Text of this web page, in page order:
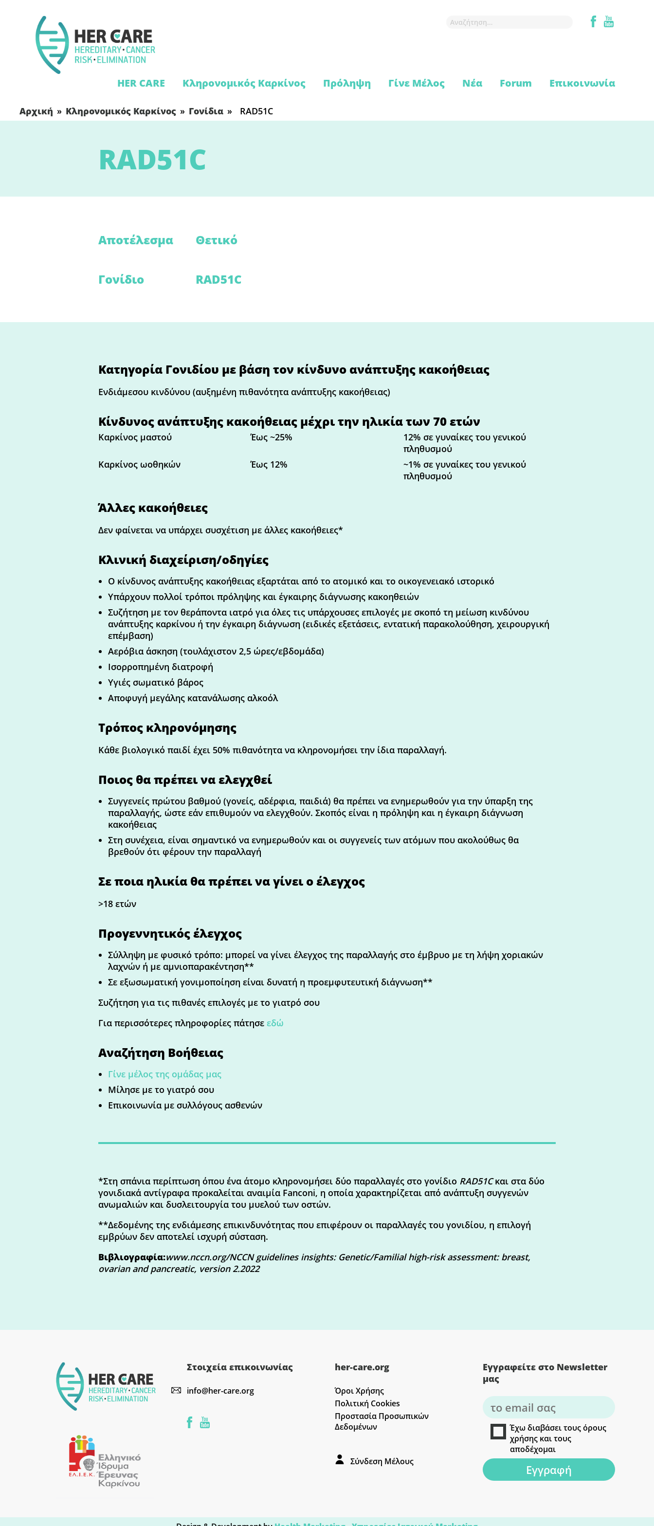
HER CARE Κληρονομικός Καρκίνος Πρόληψη Γίνε Μέλος Νέα Forum Επικοινωνία
Αρχική » Κληρονομικός Καρκίνος » Γονίδια » RAD51C
RAD51C
Αποτέλεσμα Θετικό
Γονίδιο RAD51C
Κατηγορία Γονιδίου με βάση τον κίνδυνο ανάπτυξης κακοήθειας
Ενδιάμεσου κινδύνου (αυξημένη πιθανότητα ανάπτυξης κακοήθειας)
Κίνδυνος ανάπτυξης κακοήθειας μέχρι την ηλικία των 70 ετών
Καρκίνος μαστού Έως ~25%
12% σε γυναίκες του γενικού
πληθυσμού
Καρκίνος ωοθηκών
Έως 12%
~1% σε γυναίκες του γενικού
πληθυσμού
Άλλες κακοήθειες
Δεν φαίνεται να υπάρχει συσχέτιση με άλλες κακοήθειες*
Κλινική διαχείριση/οδηγίες
Ο κίνδυνος ανάπτυξης κακοήθειας εξαρτάται από το ατομικό και το οικογενειακό ιστορικό
Υπάρχουν πολλοί τρόποι πρόληψης και έγκαιρης διάγνωσης κακοηθειών
Συζήτηση με τον θεράποντα ιατρό για όλες τις υπάρχουσες επιλογές με σκοπό τη μείωση κινδύνου
ανάπτυξης καρκίνου ή την έγκαιρη διάγνωση (ειδικές εξετάσεις, εντατική παρακολούθηση, χειρουργική
επέμβαση)
Αερόβια άσκηση (τουλάχιστον 2,5 ώρες/εβδομάδα)
Ισορροπημένη διατροφή
Υγιές σωματικό βάρος
Αποφυγή μεγάλης κατανάλωσης αλκοόλ
Τρόπος κληρονόμησης
Κάθε βιολογικό παιδί έχει 50% πιθανότητα να κληρονομήσει την ίδια παραλλαγή.
Ποιος θα πρέπει να ελεγχθεί
Συγγενείς πρώτου βαθμού (γονείς, αδέρφια, παιδιά) θα πρέπει να ενημερωθούν για την ύπαρξη της
παραλλαγής, ώστε εάν επιθυμούν να ελεγχθούν. Σκοπός είναι η πρόληψη και η έγκαιρη διάγνωση
κακοήθειας
Στη συνέχεια, είναι σημαντικό να ενημερωθούν και οι συγγενείς των ατόμων που ακολούθως θα
βρεθούν ότι φέρουν την παραλλαγή
Σε ποια ηλικία θα πρέπει να γίνει ο έλεγχος
>18 ετών
Προγεννητικός έλεγχος
Σύλληψη με φυσικό τρόπο: μπορεί να γίνει έλεγχος της παραλλαγής στο έμβρυο με τη λήψη χοριακών
λαχνών ή με αμνιοπαρακέντηση**
Σε εξωσωματική γονιμοποίηση είναι δυνατή η προεμφυτευτική διάγνωση**
Συζήτηση για τις πιθανές επιλογές με το γιατρό σου
Για περισσότερες πληροφορίες πάτησε εδώ
Αναζήτηση Βοήθειας
Γίνε μέλος της ομάδας μας
Μίλησε με το γιατρό σου
Επικοινωνία με συλλόγους ασθενών
*Στη σπάνια περίπτωση όπου ένα άτομο κληρονομήσει δύο παραλλαγές στο γονίδιο RAD51Cκαι στα δύο
γονιδιακά αντίγραφα προκαλείται αναιμία Fanconi, η οποία χαρακτηρίζεται από ανάπτυξη συγγενών
ανωμαλιών και δυσλειτουργία του μυελού των οστών.
**Δεδομένης της ενδιάμεσης επικινδυνότητας που επιφέρουν οι παραλλαγές του γονιδίου, η επιλογή
εμβρύων δεν αποτελεί ισχυρή σύσταση.
Βιβλιογραφία:www.nccn.org/NCCN guidelines insights: Genetic/Familial high-risk assessment: breast,
ovarian and pancreatic, version 2.2022
Στοιχεία επικοινωνίας
info@her-care.org
her-care.org
Όροι Χρήσης
Πολιτική Cookies
Προστασία Προσωπικών
Δεδομένων
Σύνδεση Μέλους
Εγγραφείτε στο Newsletter
μας
Έχω διαβάσει τους όρους
χρήσης και τους
αποδέχομαι